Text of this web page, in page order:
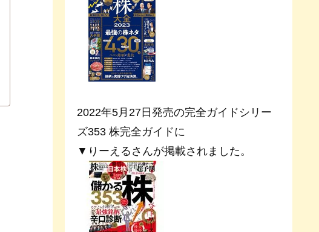
2022年5月27日発売の完全ガイドシリー
ズ353 株完全ガイドに
▼りーえるさんが掲載されました。